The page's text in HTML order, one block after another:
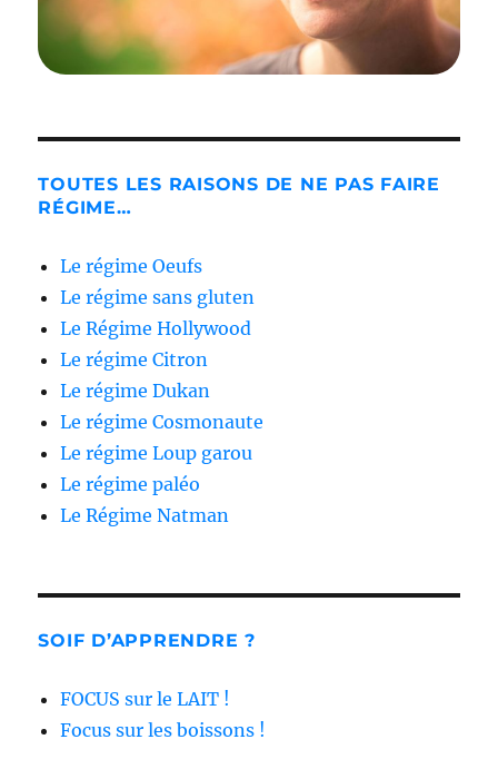
TOUTES LES RAISONS DE NE PAS FAIRE
RÉGIME…
Le régime Oeufs
Le régime sans gluten
Le Régime Hollywood
Le régime Citron
Le régime Dukan
Le régime Cosmonaute
Le régime Loup garou
Le régime paléo
Le Régime Natman
SOIF D’APPRENDRE ?
FOCUS sur le LAIT !
Focus sur les boissons !